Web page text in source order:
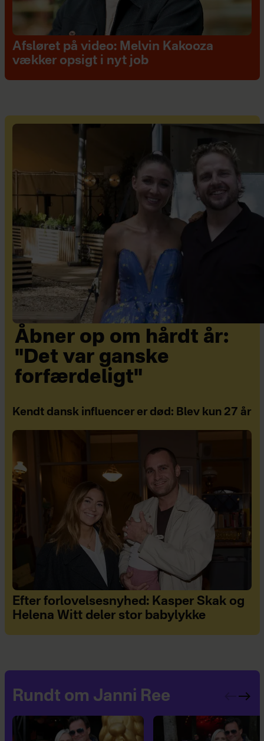
Afsløret på video: Melvin Kakooza
vækker opsigt i nyt job
Åbner op om hårdt år:
"Det var ganske
forfærdeligt"
Kendt dansk influencer er død: Blev kun 27 år
Efter forlovelsesnyhed: Kasper Skak og
Helena Witt deler stor babylykke
Rundt om Janni Ree